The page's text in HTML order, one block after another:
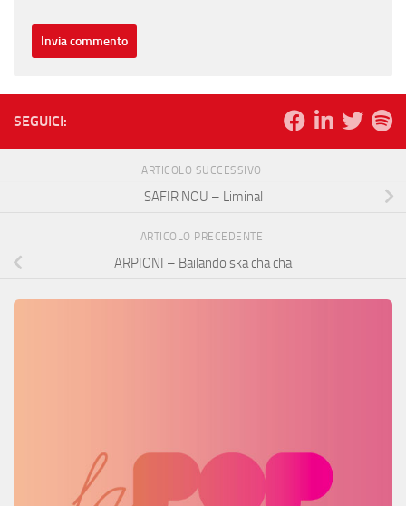
SEGUICI:
ARTICOLO SUCCESSIVO
SAFIR NOU – Liminal
ARTICOLO PRECEDENTE
ARPIONI – Bailando ska cha cha